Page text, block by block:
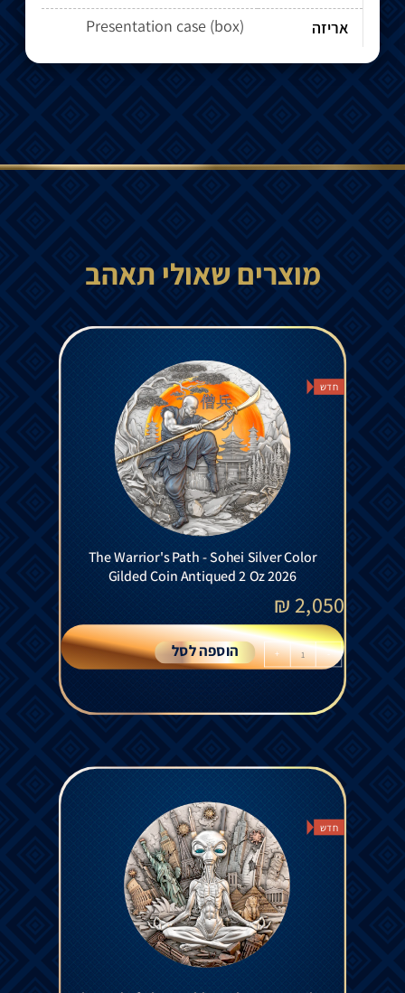
אריזה
Presentation case (box)
מוצרים שאולי תאהב
חדש
The Warrior's Path - Sohei Silver Color
Gilded Coin Antiqued 2 Oz 2026
2,050
₪
-
+ הוספה לסל
חדש